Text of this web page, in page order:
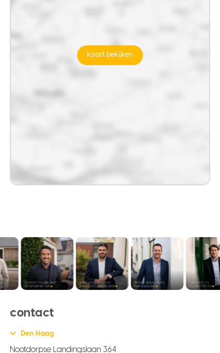
kaart bekijken
contact
Den Haag
Nootdorpse Landingslaan 364